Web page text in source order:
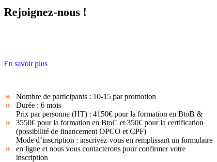
Rejoignez-nous !
En savoir plus
Nombre de participants : 10-15 par promotion
Durée : 6 mois
Prix par personne (HT) : 4150€ pour la formation en BtoB &
3550€ pour la formation en BtoC et 350€ pour la certification
(possibilité de financement OPCO et CPF)
Mode d’inscription : inscrivez-vous en remplissant un formulaire
en ligne et nous vous contacterons pour confirmer votre
inscription